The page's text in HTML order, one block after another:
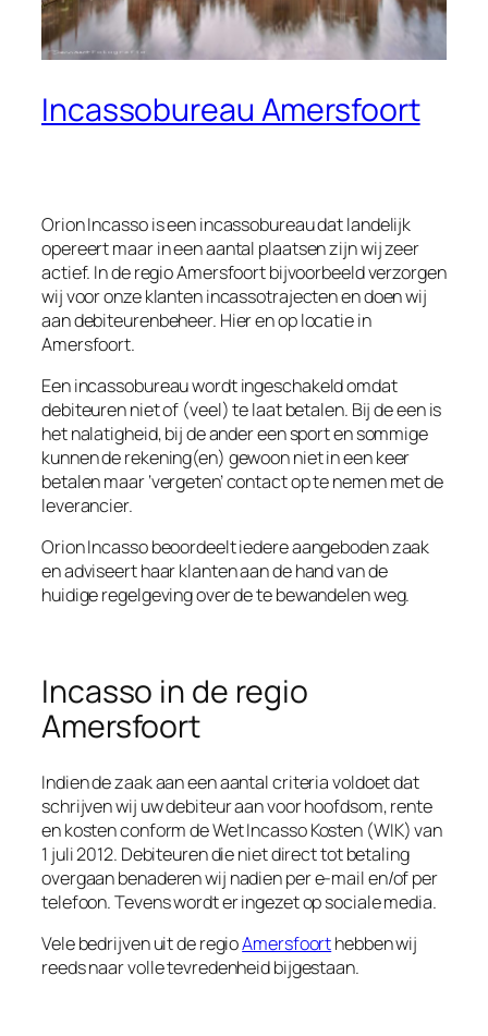
Incassobureau Amersfoort
Orion Incasso is een incassobureau dat landelijk
opereert maar in een aantal plaatsen zijn wij zeer
actief. In de regio Amersfoort bijvoorbeeld verzorgen
wij voor onze klanten incassotrajecten en doen wij
aan debiteurenbeheer. Hier en op locatie in
Amersfoort.
Een incassobureau wordt ingeschakeld omdat
debiteuren niet of (veel) te laat betalen. Bij de een is
het nalatigheid, bij de ander een sport en sommige
kunnen de rekening(en) gewoon niet in een keer
betalen maar ‘vergeten’ contact op te nemen met de
leverancier.
Orion Incasso beoordeelt iedere aangeboden zaak
en adviseert haar klanten aan de hand van de
huidige regelgeving over de te bewandelen weg.
Incasso in de regio
Amersfoort
Indien de zaak aan een aantal criteria voldoet dat
schrijven wij uw debiteur aan voor hoofdsom, rente
en kosten conform de Wet Incasso Kosten (WIK) van
1 juli 2012. Debiteuren die niet direct tot betaling
overgaan benaderen wij nadien per e-mail en/of per
telefoon. Tevens wordt er ingezet op sociale media.
Vele bedrijven uit de regioAmersfoorthebben wij
reeds naar volle tevredenheid bijgestaan.